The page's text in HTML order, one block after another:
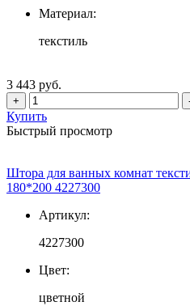
Материал:
текстиль
3 443 руб.
+
Купить
Быстрый просмотр
Штора для ванных комнат
180*200 4227300
Артикул:
4227300
Цвет:
цветной